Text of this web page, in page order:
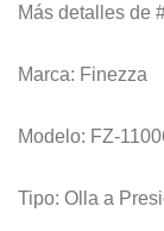
Más detalles de
Marca: Finezza
Modelo: FZ-
Tipo: Olla a